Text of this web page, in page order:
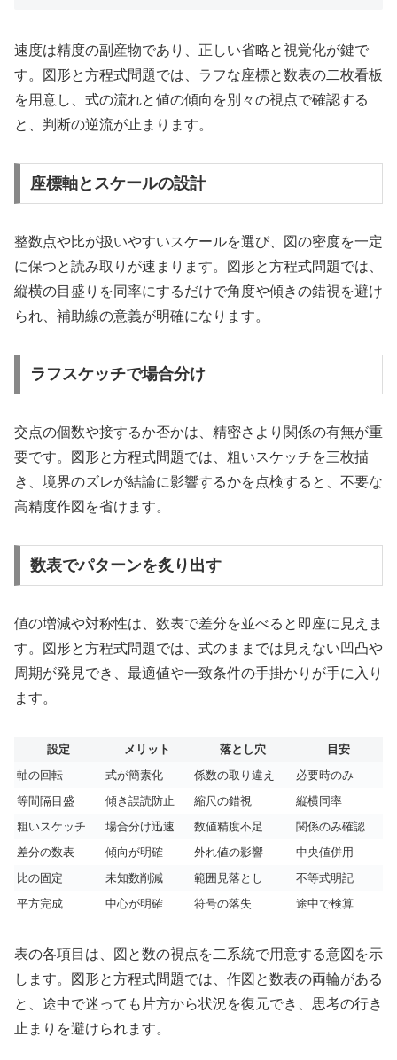
速度は精度の副産物であり、正しい省略と視覚化が鍵で
す。図形と方程式問題では、ラフな座標と数表の二枚看板
を用意し、式の流れと値の傾向を別々の視点で確認する
と、判断の逆流が止まります。
座標軸とスケールの設計
整数点や比が扱いやすいスケールを選び、図の密度を一定
に保つと読み取りが速まります。図形と方程式問題では、
縦横の目盛りを同率にするだけで角度や傾きの錯視を避け
られ、補助線の意義が明確になります。
ラフスケッチで場合分け
交点の個数や接するか否かは、精密さより関係の有無が重
要です。図形と方程式問題では、粗いスケッチを三枚描
き、境界のズレが結論に影響するかを点検すると、不要な
高精度作図を省けます。
数表でパターンを炙り出す
値の増減や対称性は、数表で差分を並べると即座に見えま
す。図形と方程式問題では、式のままでは見えない凹凸や
周期が発見でき、最適値や一致条件の手掛かりが手に入り
ます。
設定 メリット 落とし穴
目安
軸の回転
式が簡素化 係数の取り違え
必要時のみ
等間隔目盛
傾き誤読防止 縮尺の錯視
縦横同率
粗いスケッチ
場合分け迅速 数値精度不足
関係のみ確認
差分の数表
傾向が明確 外れ値の影響
中央値併用
比の固定
未知数削減 範囲見落とし
不等式明記
平方完成
中心が明確 符号の落失 途中で検算
表の各項目は、図と数の視点を二系統で用意する意図を示
します。図形と方程式問題では、作図と数表の両輪がある
と、途中で迷っても片方から状況を復元でき、思考の行き
止まりを避けられます。